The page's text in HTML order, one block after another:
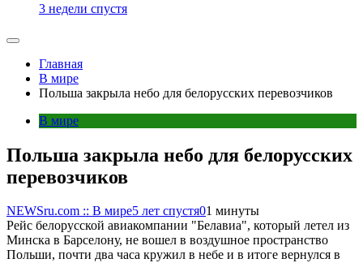
3 недели спустя
Главная
В мире
Польша закрыла небо для белорусских перевозчиков
В мире
Польша закрыла небо для белорусских
перевозчиков
NEWSru.com :: В мире5 лет спустя01 минуты
Рейс белорусской авиакомпании "Белавиа", который летел из
Минска в Барселону, не вошел в воздушное пространство
Польши, почти два часа кружил в небе и в итоге вернулся в